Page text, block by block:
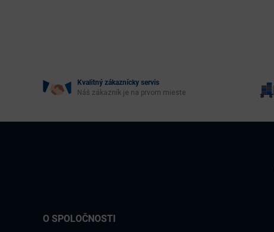
Kvalitný zákaznícky servis
Náš zákazník je na prvom mieste
O SPOLOČNOSTI